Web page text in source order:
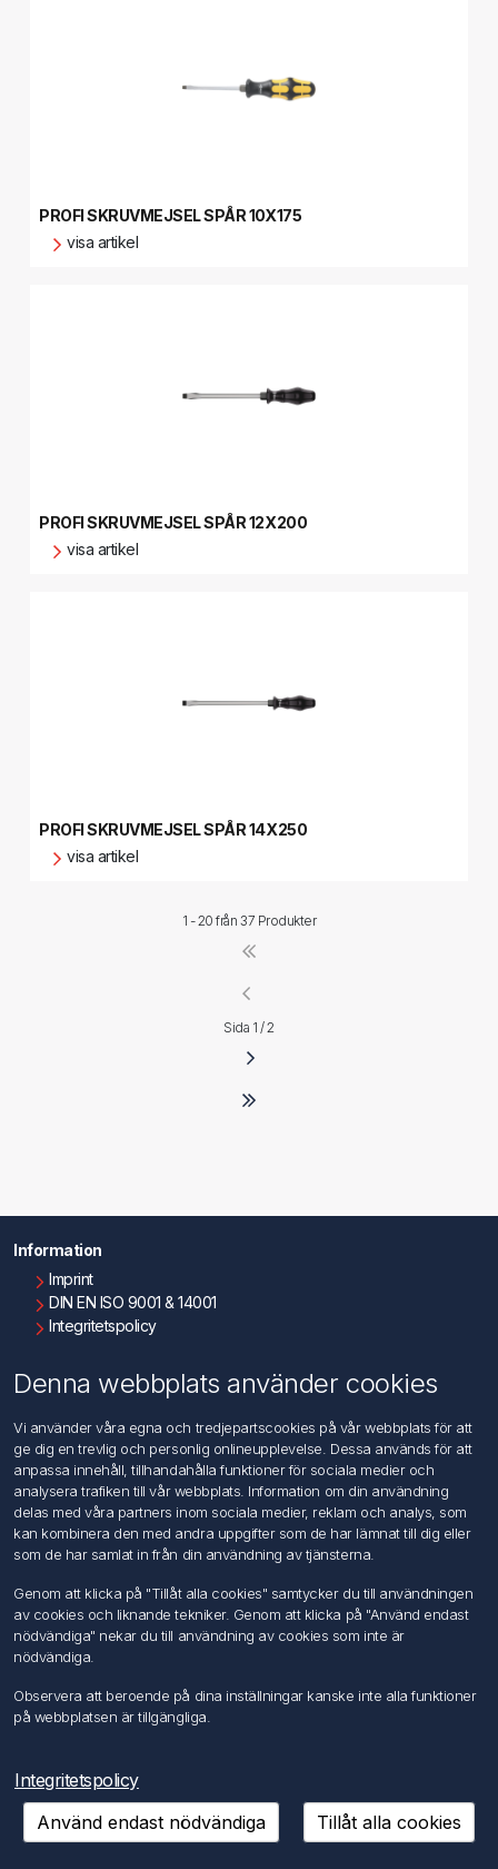
PROFI SKRUVMEJSEL SPÅR 10X175
visa artikel
PROFI SKRUVMEJSEL SPÅR 12X200
visa artikel
PROFI SKRUVMEJSEL SPÅR 14X250
visa artikel
1 - 20 från 37 Produkter
Sida 1 / 2
Information
Imprint
DIN EN ISO 9001 & 14001
Integritetspolicy
Kontakta oss
Kundtjänst
Sök
Mitt konto
Mina ordrar
Mina adresser
Följ oss
Copyright © 2026 FÖRCH Sverige AB. Alla rättigheter reserverade.
Powered bynopCommerce
Denna webbplats använder cookies
Vi använder våra egna och tredjepartscookies på vår webbplats för att
ge dig en trevlig och personlig onlineupplevelse. Dessa används för att
anpassa innehåll, tillhandahålla funktioner för sociala medier och
analysera trafiken till vår webbplats. Information om din användning
delas med våra partners inom sociala medier, reklam och analys, som
kan kombinera den med andra uppgifter som de har lämnat till dig eller
som de har samlat in från din användning av tjänsterna.
Genom att klicka på "Tillåt alla cookies" samtycker du till användningen
av cookies och liknande tekniker. Genom att klicka på "Använd endast
nödvändiga" nekar du till användning av cookies som inte är
nödvändiga.
Observera att beroende på dina inställningar kanske inte alla funktioner
på webbplatsen är tillgängliga.
Integritetspolicy
Använd endast nödvändiga
Tillåt alla cookies